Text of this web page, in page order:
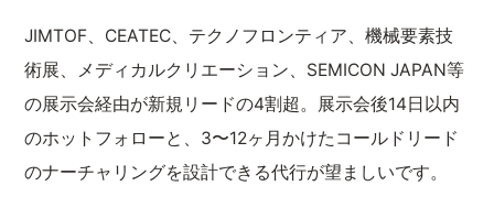
JIMTOF、CEATEC、テクノフロンティア、機械要素技
術展、メディカルクリエーション、SEMICON JAPAN等
の展示会経由が新規リードの4割超。展示会後14日以内
のホットフォローと、3〜12ヶ月かけたコールドリード
のナーチャリングを設計できる代行が望ましいです。